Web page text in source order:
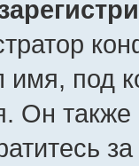
имя, под
Он